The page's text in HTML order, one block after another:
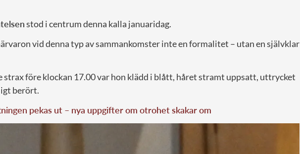
stod i centrum denna kalla januaridag.
vid denna typ av sammankomster inte en formalitet – utan en självklar
strax före klockan 17.00 var hon klädd i blått, håret stramt uppsatt, uttrycket
berört.
pekas ut – nya uppgifter om otrohet skakar om